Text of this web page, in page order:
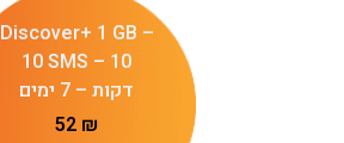
Discover+ 1 GB –
10 SMS – 10
דקות – 7 ימים
52 ₪